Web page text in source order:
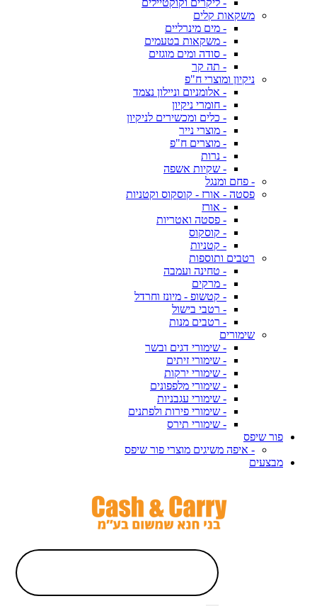
- ליקרים וקוקטיילים
משקאות קלים
- מים מינרליים
- משקאות בטעמים
- סודה ומים מוגזים
- תה קר
ניקיון ומוצרי ח"פ
- אלומניום וניילון נצמד
- חומרי ניקיון
- כלים ומכשירים לניקיון
- מוצרי נייר
- מוצרים ח"פ
- נרות
- שקיות אשפה
- פחם ומנגל
פסטה - אורז - קוסקוס וקטניות
- אורז
- פסטה ואטריות
- קוסקוס
- קטניות
רטבים ותוספות
- טחינה ועמבה
- מרקים
- קטשופ - מיונז וחרדל
- רטבי בישול
- רטבים מנות
שימורים
- שימורי דגים ובשר
- שימורי זיתים
- שימורי ירקות
- שימורי מלפפונים
- שימורי עגבניות
- שימורי פירות ולפתנים
- שימורי תירס
פור שיפס
- איפה משיגים מוצרי פור שיפס
מבצעים